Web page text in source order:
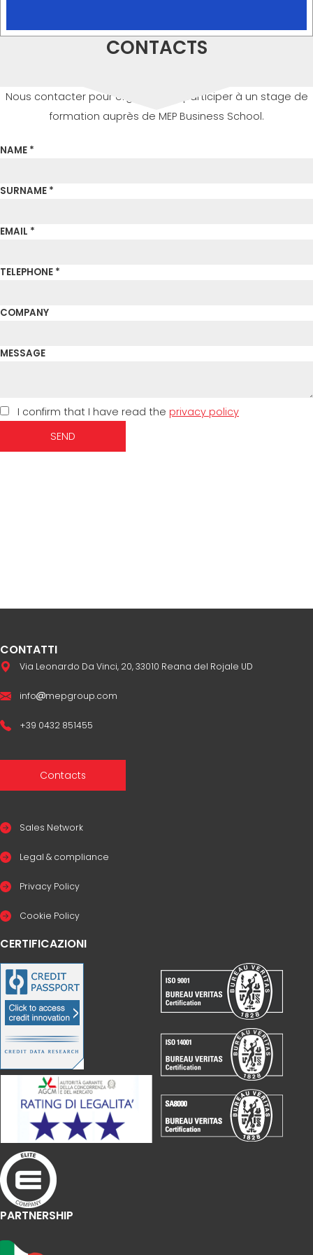
CONTACTS
Nous contacter pour organiser ou participer à un stage de
formation auprès de MEP Business School.
NAME *
SURNAME *
EMAIL *
TELEPHONE *
COMPANY
MESSAGE
I confirm that I have read the privacy policy
SEND
CONTATTI
Via Leonardo Da Vinci, 20, 33010 Reana del Rojale UD
info mepgroup.com
+39 0432 851455
Contacts
Sales Network
Legal & compliance
Privacy Policy
Cookie Policy
CERTIFICAZIONI
PARTNERSHIP